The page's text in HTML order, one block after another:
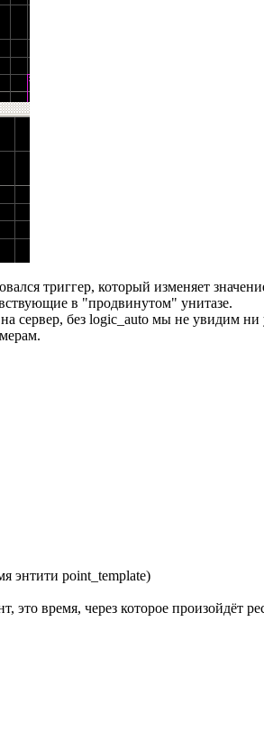
триггер, который изменяет
в "продвинутом" унитазе.
сервер, без logic_auto мы не увидим
энтити point_template)
это время, через которое произойдёт